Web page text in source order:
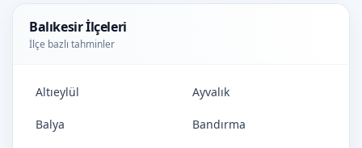
Balıkesir İlçeleri
İlçe bazlı tahminler
Altıeylül Ayvalık
Balya Bandırma